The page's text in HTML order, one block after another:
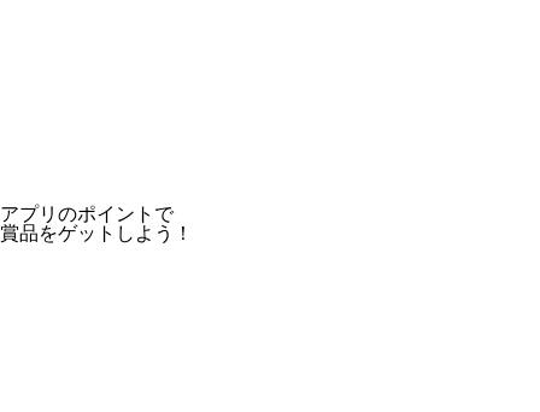
アプリのポイントで
賞品をゲットしよう！